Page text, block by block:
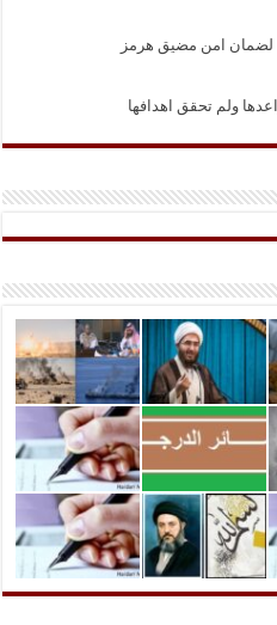
لضمان امن مضيق هرمز
ولم تحقق اهدافها